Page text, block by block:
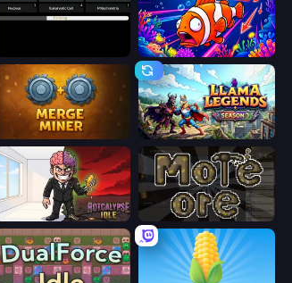
Fish Catch Idle
Merge Miner Llama Legends
Rotcalypse: Idle Incremental More Ore